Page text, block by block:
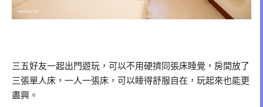
三五好友一起出門遊玩，可以不用硬擠同張床睡覺，房間放了
三張單人床，一人一張床，可以睡得舒服自在，玩起來也能更
盡興。